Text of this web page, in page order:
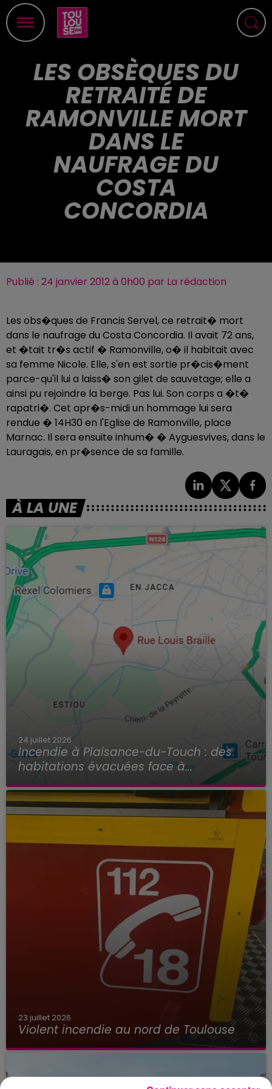
LES OBSÈQUES DU
RETRAITÉ DE
RAMONVILLE MORT
DANS LE
NAUFRAGE DU
COSTA
CONCORDIA
Publié : 24 janvier 2012 à 0h00 par La rédaction
Les obs�ques de Francis Servel, ce retrait� mort
dans le naufrage du Costa Concordia. Il avait 72 ans,
et �tait tr�s actif � Ramonville, o� il habitait avec
sa femme Nicole. Elle, s'en est sortie pr�cis�ment
parce-qu'il lui a laiss� son gilet de sauvetage; elle a
ainsi pu rejoindre la berge. Pas lui. Son corps a �t�
rapatri�. Cet apr�s-midi un hommage lui sera
rendue � 14H30 en l'Eglise de Ramonville, place
Marnac. Il sera ensuite inhum� � Ayguesvives, dans le
Lauragais, en pr�sence de sa famille.
À LA UNE
24 juillet 2026
Incendie à Plaisance-du-Touch : des
habitations évacuées face à...
23 juillet 2026
Violent incendie au nord de Toulouse